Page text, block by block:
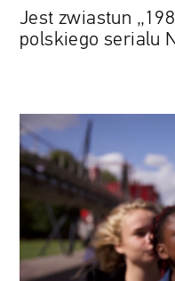
Jest zwiastun
polskiego serialu
mój
głos
Maïmouną
Doucouré,